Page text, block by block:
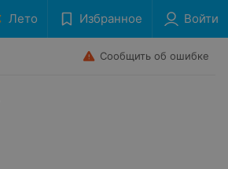
Лето Избранное Войти
Сообщить об ошибке